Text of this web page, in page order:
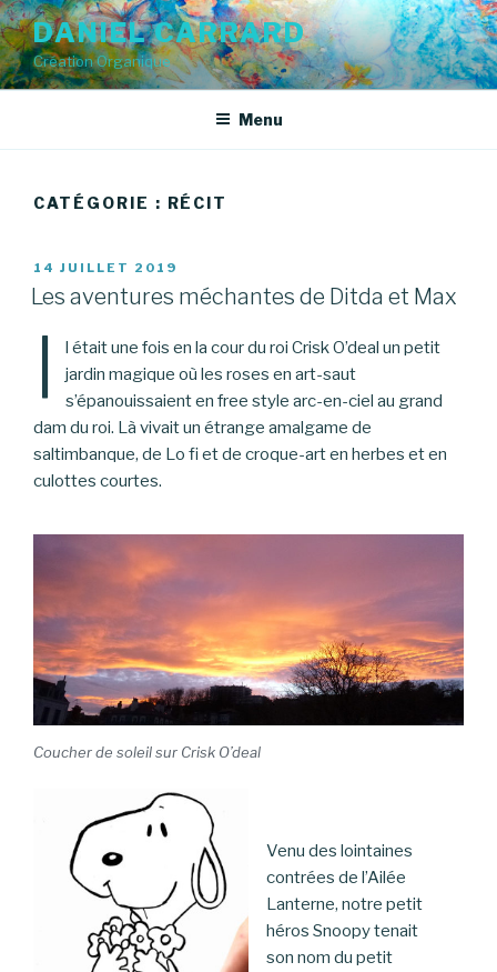
Aller
au
contenu
principal
DANIEL CARRARD
Création Organique
Menu
CATÉGORIE : RÉCIT
PUBLIÉ
LE
14 JUILLET 2019
Les aventures méchantes de Ditda et Max
I
l était une fois en la cour du roi Crisk O’deal un petit
jardin magique où les roses en art-saut
s’épanouissaient en free style arc-en-ciel au grand
dam du roi. Là vivait un étrange amalgame de
saltimbanque, de Lo fi et de croque-art en herbes et en
culottes courtes.
Coucher de soleil sur Crisk O’deal
Venu des lointaines
contrées de l’Ailée
Lanterne, notre petit
héros Snoopy tenait
son nom du petit